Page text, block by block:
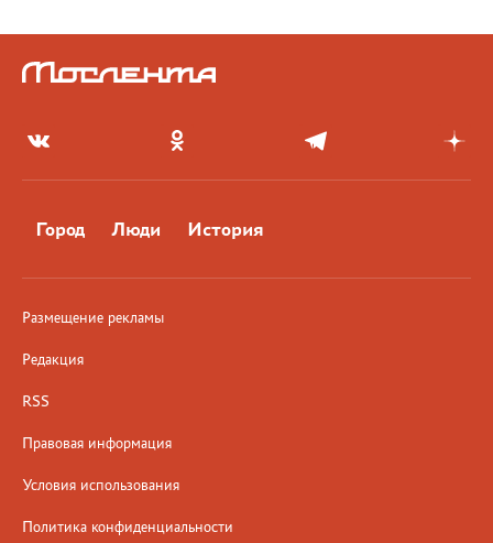
Город Люди История
Размещение рекламы
Редакция
RSS
Правовая информация
Условия использования
Политика конфиденциальности